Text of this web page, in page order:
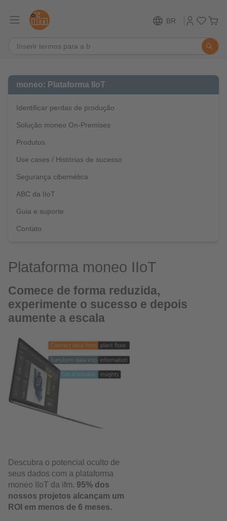
BR
moneo: Plataforma IIoT
Identificar perdas de produção
Solução moneo On-Premises
Produtos
Use cases / Histórias de sucesso
Segurança cibernética
ABC da IIoT
Guia e suporte
Contato
Plataforma moneo IIoT
Comece de forma reduzida,
experimente o sucesso e depois
aumente a escala
Descubra o potencial oculto de
seus dados com a plataforma
moneo IIoT da ifm. 95% dos
nossos projetos alcançam um
ROI em menos de 6 meses.